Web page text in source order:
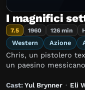
I magnifici
7.5 1960 126 min
Western Azione
Chris, un pistolero
un paesino
bandito e dei suoi
e riesce ad avere la
Cast:Yul Brynner · Eli